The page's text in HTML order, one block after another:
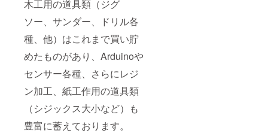
木工用の道具類（ジグ
ソー、サンダー、ドリル各
種、他）はこれまで買い貯
めたものがあり、Arduinoや
センサー各種、さらにレジ
ン加工、紙工作用の道具類
（シジックス大小など）も
豊富に蓄えております。